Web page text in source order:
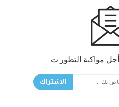
مواكبة التطورات
الاشتراك